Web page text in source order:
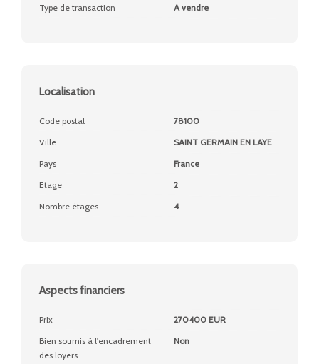
Type de transaction
A vendre
Localisation
Code postal
78100
Ville
SAINT GERMAIN EN LAYE
Pays
France
Etage
2
Nombre étages
4
Aspects financiers
Prix
270400 EUR
Bien soumis à l'encadrement
des loyers
Non